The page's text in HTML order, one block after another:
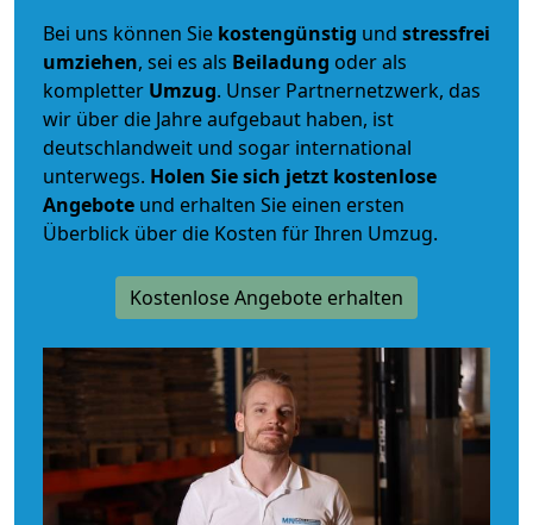
Bei uns können Sie kostengünstig und stressfrei
umziehen, sei es als Beiladung oder als
kompletter Umzug. Unser Partnernetzwerk, das
wir über die Jahre aufgebaut haben, ist
deutschlandweit und sogar international
unterwegs. Holen Sie sich jetzt kostenlose
Angebote und erhalten Sie einen ersten
Überblick über die Kosten für Ihren Umzug.
Kostenlose Angebote erhalten